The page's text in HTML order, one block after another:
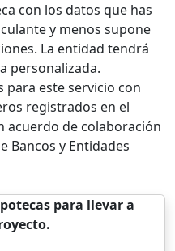
con los datos que has
y menos supone
La entidad tendrá
personalizada.
para este servicio con
registrados en el
acuerdo de colaboración
Bancos y Entidades
para llevar a